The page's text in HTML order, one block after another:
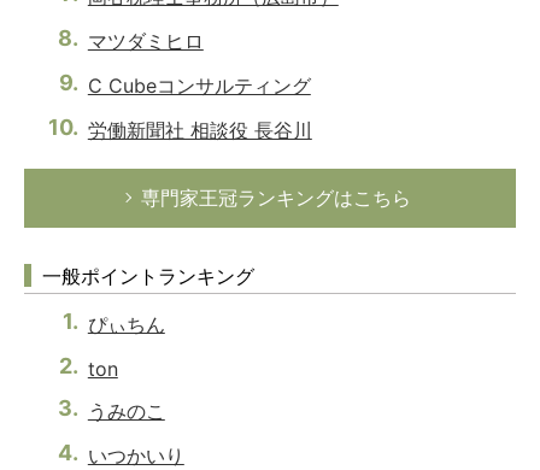
マツダミヒロ
C Cubeコンサルティング
労働新聞社 相談役 長谷川
専門家王冠ランキングはこちら
一般ポイントランキング
ぴぃちん
ton
うみのこ
いつかいり